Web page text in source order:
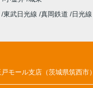
東武日光線 真岡鉄道
日光
戸モール支店（茨城県筑西市